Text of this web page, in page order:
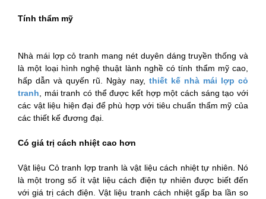
Tính thẩm mỹ
Nhà mái lợp cỏ tranh mang nét duyên dáng truyền thống và
là một loại hình nghệ thuật lành nghề có tính thẩm mỹ cao,
hấp dẫn và quyến rũ. Ngày nay, thiết kế nhà mái lợp cỏ
tranh , mái tranh có thể được kết hợp một cách sáng tạo với
các vật liệu hiện đại để phù hợp với tiêu chuẩn thẩm mỹ của
các thiết kế đương đại.
Có giá trị cách nhiệt cao hơn
Vật liệu Cỏ tranh lợp tranh là vật liệu cách nhiệt tự nhiên. Nó
là một trong số ít vật liệu cách điện tự nhiên được biết đến
với giá trị cách điện. Vật liệu tranh cách nhiệt gấp ba lần so